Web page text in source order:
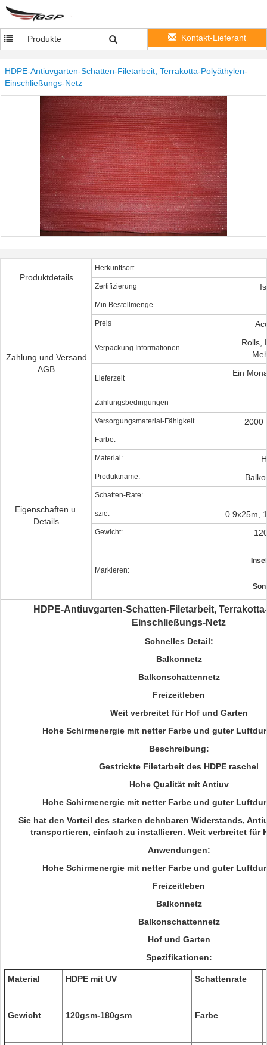
Produkte Kontakt-Lieferant
HDPE-Antiuvgarten-Schatten-Filetarbeit, Terrakotta-Polyäthylen-
Einschließungs-Netz
Produktdetails
Herkunftsort
Zertifizierung
Zahlung und Versand
AGB
Min Bestellmenge
Preis
Verpackung Informationen
Rolls,
Lieferzeit
Ein
Zahlungsbedingungen
Versorgungsmaterial-Fähigkeit 2000
Eigenschaften u.
Details
Farbe:
Material:
Produktname:
Schatten-Rate:
szie: 0.9x25m,
Gewicht:
Markieren:
HDPE-Antiuvgarten-Schatten-Filetarbeit,
Einschließungs-Netz
Schnelles Detail:
Balkonnetz
Balkonschattennetz
Freizeitleben
Weit verbreitet für Hof und Garten
Hohe Schirmenergie mit netter Farbe und guter
Beschreibung:
Gestrickte Filetarbeit des HDPE raschel
Hohe Qualität mit Antiuv
Hohe Schirmenergie mit netter Farbe und guter
Sie hat den Vorteil des starken dehnbaren Widerstands,
transportieren, einfach zu installieren. Weit verbreitet für
Anwendungen:
Hohe Schirmenergie mit netter Farbe und guter
Freizeitleben
Balkonnetz
Balkonschattennetz
Hof und Garten
Spezifikationen:
Material HDPE mit UV Schattenrate
Gewicht 120gsm-180gsm Farbe